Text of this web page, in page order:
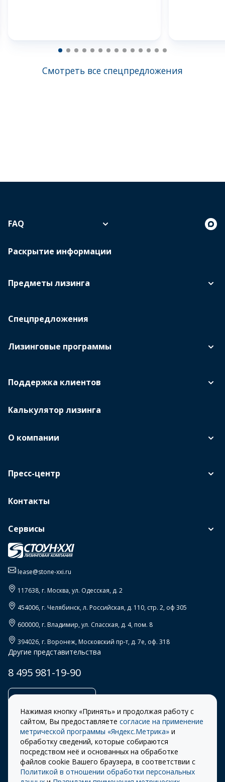
Смотреть все спецпредложения
Предметы лизинга
Спецпредложения
Лизинговые программы
Поддержка клиентов
Калькулятор лизинга
О компании
Пресс-центр
Контакты
Сервисы
FAQ
Раскрытие информации
lease@stone-xxi.ru
117638, г. Москва,ул. Одесская, д. 2
454006, г. Челябинск,л. Российская, д. 110, стр. 2, оф 305
600000, г. Владимир,ул. Спасская, д. 4, пом. 8
394026, г. Воронеж,Московский пр-т, д. 7е, оф. 318
Другие представительства
8 495 981-19-90
© 2026 «СТОУН-XXI»
Разработка сайта –
ITECH
Правила
использования cookie
Правила пользования
Нажимая кнопку «Принять» и продолжая работу с
сайтом, Вы предоставляете согласие на применение
метрической программы «Яндекс.Метрика» и
обработку сведений, которые собираются
посредством неё и основанных на обработке
файлов cookie Вашего браузера, в соответствии с
Политикой в отношении обработки персональных